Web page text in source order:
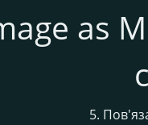
as
5.